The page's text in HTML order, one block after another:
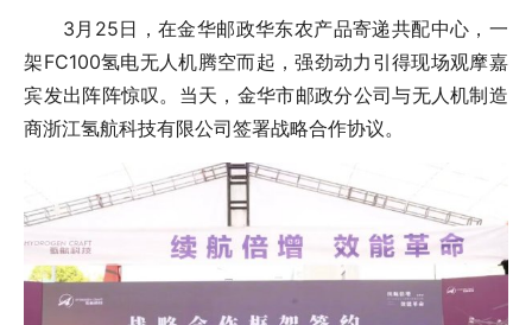
3月25日，在金华邮政华东农产品寄递共配中心，一
架FC100氢电无人机腾空而起，强劲动力引得现场观摩嘉
宾发出阵阵惊叹。当天，金华市邮政分公司与无人机制造
商浙江氢航科技有限公司签署战略合作协议。